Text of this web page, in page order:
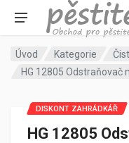
Úvod Kategorie
HG 12805 Odstraňovač
HG 12805
DISKONT ZAHRÁDKÁŘ